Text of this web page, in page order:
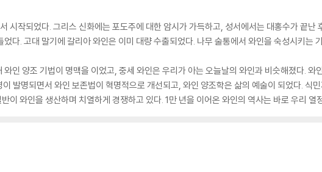
시작되었다. 그리스 신화에는 포도주에 대한 암시가 가득하고, 성서에서는 대홍수가 끝난
다. 고대 말기에 갈리아 와인은 이미 대량 수출되었다. 나무 술통에서 와인을 숙성시키는
인 양조 기법이 명맥을 이었고, 중세 와인은 우리가 아는 오늘날의 와인과 비슷해졌다. 와
발명되면서 와인 보존법이 혁명적으로 개선되고, 와인 양조학은 삶의 예술이 되었다. 식
이 와인을 생산하며 치열하게 경쟁하고 있다. 1만 년을 이어온 와인의 역사는 바로 우리 열